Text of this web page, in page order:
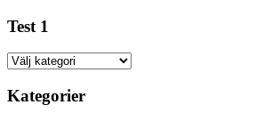
Test 1
Test
Kategorier